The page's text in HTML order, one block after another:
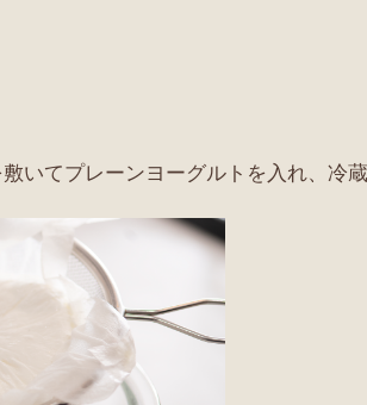
いてプレーンヨーグルトを入れ、冷